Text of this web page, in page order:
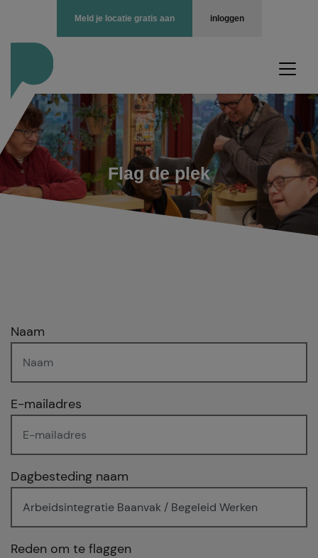
inloggen
Meld je locatie gratis aan
Flag de plek
Naam
E-mailadres
Dagbesteding naam
Reden om te flaggen